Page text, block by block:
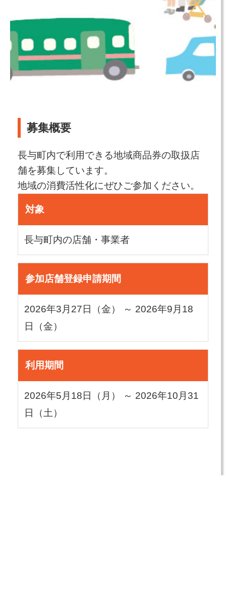
募集概要
長与町内で利用できる地域商品券の取扱店
舗を募集しています。
地域の消費活性化にぜひご参加ください。
対象
長与町内の店舗・事業者
参加店舗登録申請期間
2026年3月27日（金） ～ 2026年9月18
日（金）
利用期間
2026年5月18日（月） ～ 2026年10月31
日（土）